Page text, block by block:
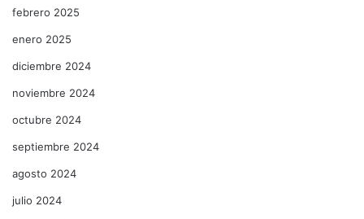
febrero 2025
enero 2025
diciembre 2024
noviembre 2024
octubre 2024
septiembre 2024
agosto 2024
julio 2024